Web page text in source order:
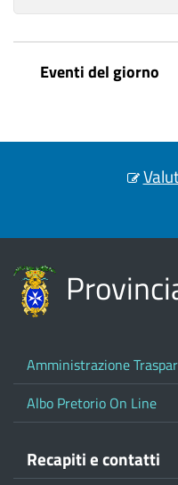
Eventi del giorno
Amministrazione
Albo Pretorio On Line
Recapiti e contatti